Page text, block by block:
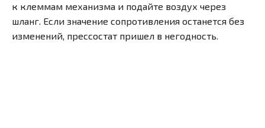
к клеммам механизма и подайте воздух через
шланг. Если значение сопротивления останется без
изменений, прессостат пришел в негодность.